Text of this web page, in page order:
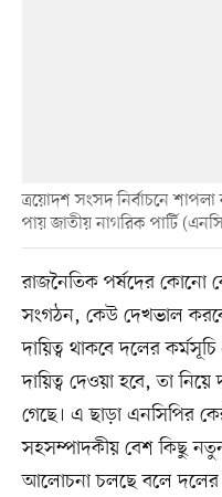
ত্রয়োদশ সংসদ নির্বাচনে
পায় জাতীয় নাগরিক পার্টি
রাজনৈতিক পর্ষদের কোনো
সংগঠন, কেউ দেখভাল
দায়িত্ব থাকবে দলের
দায়িত্ব দেওয়া হবে, তা
গেছে। এ ছাড়া এনসিপির
সহসম্পাদকীয় বেশ কিছু
আলোচনা চলছে বলে দলের